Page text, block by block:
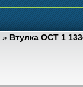
» Втулка ОСТ 1